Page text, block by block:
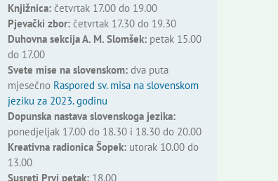
Knjižnica:četvrtak 17.00 do 19.00
Pjevački zbor:četvrtak 17.30 do 19.30
Duhovna sekcija A. M. Slomšek:petak 15.00
do 17.00
Svete mise na slovenskom:dva puta
mjesečno Raspored sv. misa na slovenskom
jeziku za 2023. godinu
Dopunska nastava slovenskoga jezika:
ponedjeljak 17.00 do 18.30 i 18.30 do 20.00
Kreativna radionica Šopek:utorak 10.00 do
13.00
Susreti Prvi petak:18.00